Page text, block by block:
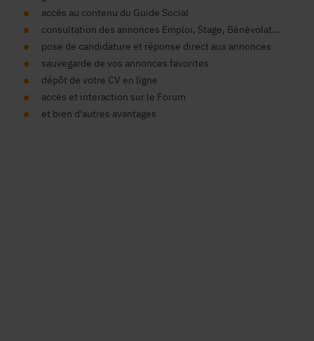
accés au contenu du Guide Social
consultation des annonces Emploi, Stage, Bénévolat...
pose de candidature et réponse direct aux annonces
sauvegarde de vos annonces favorites
dépôt de votre CV en ligne
accès et interaction sur le Forum
et bien d'autres avantages